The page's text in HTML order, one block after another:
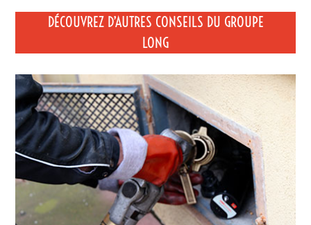
DÉCOUVREZ D’AUTRES CONSEILS DU GROUPE
LONG